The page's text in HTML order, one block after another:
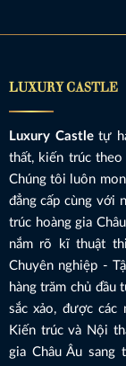
LUXURY CASTLE
Luxury Castletự
thất, kiến trúc theo
Chúng tôi luôn
đẳng cấp cùng với
trúc hoàng gia
nắm rõ kĩ thuật
Chuyên nghiệp -
hàng trăm chủ
sắc xảo, được các
Kiến trúc và Nội
gia Châu Âu sang